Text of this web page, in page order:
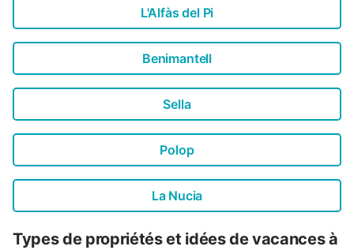
L'Alfàs del Pi
Benimantell
Sella
Polop
La Nucia
Types de propriétés et idées de vacances à